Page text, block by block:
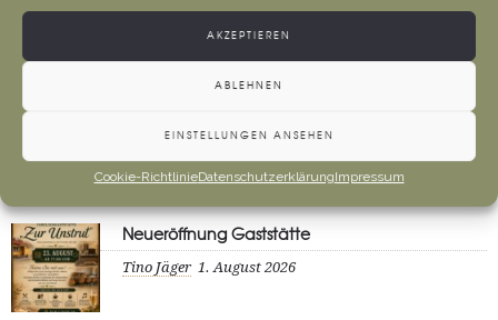
AKZEPTIEREN
ABLEHNEN
EINSTELLUNGEN ANSEHEN
Cookie-RichtlinieDatenschutzerklärungImpressum
NEWS
Neueröffnung Gaststätte
Tino Jäger 1. August 2026